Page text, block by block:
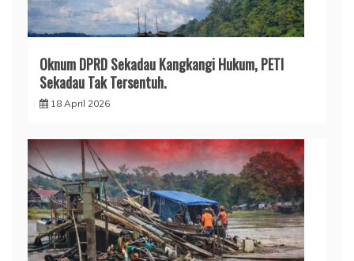
Oknum DPRD Sekadau Kangkangi Hukum, PETI
Sekadau Tak Tersentuh.
18 April 2026